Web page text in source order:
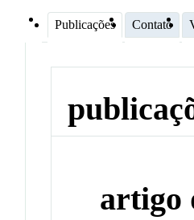
Publicações Contato
artigo